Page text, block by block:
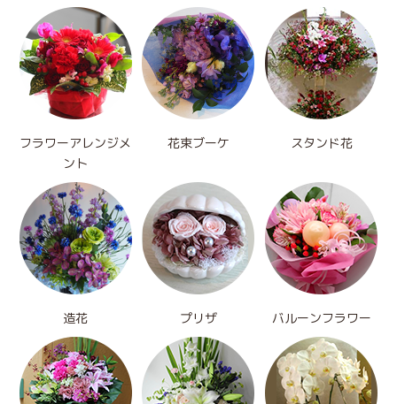
フラワーアレンジメ
ント
花束ブーケ スタンド花
造花 プリザ バルーンフラワー